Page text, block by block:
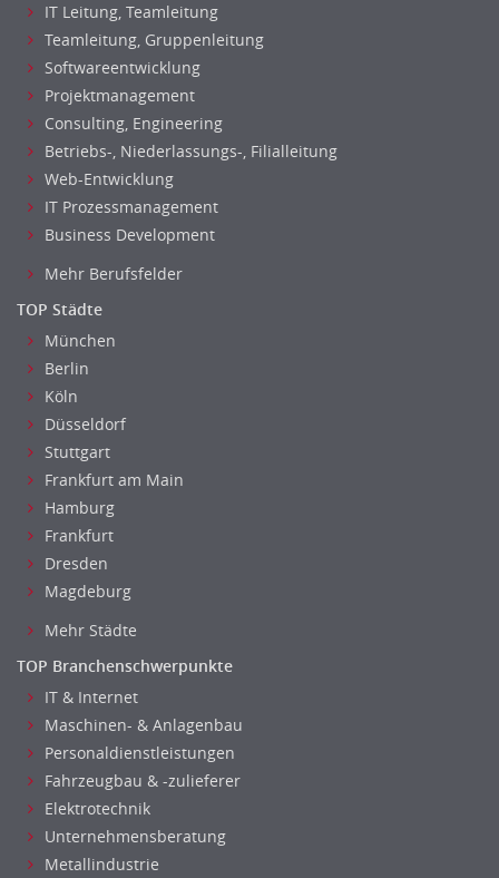
IT Leitung, Teamleitung
Teamleitung, Gruppenleitung
Softwareentwicklung
Projektmanagement
Consulting, Engineering
Betriebs-, Niederlassungs-, Filialleitung
Web-Entwicklung
IT Prozessmanagement
Business Development
Mehr Berufsfelder
TOP Städte
München
Berlin
Köln
Düsseldorf
Stuttgart
Frankfurt am Main
Hamburg
Frankfurt
Dresden
Magdeburg
Mehr Städte
TOP Branchenschwerpunkte
IT & Internet
Maschinen- & Anlagenbau
Personaldienstleistungen
Fahrzeugbau & -zulieferer
Elektrotechnik
Unternehmensberatung
Metallindustrie